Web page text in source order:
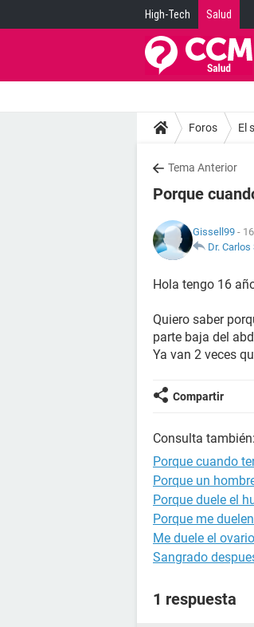
High-Tech Salud
Foros El
Tema Anterior
Porque
Gissell99 -
Dr.
Hola tengo 16
Quiero saber
parte baja del
Ya van 2 veces
Compartir
Consulta también:
Porque cuando
Porque un
Porque duele el
Porque me
Me duele el
Sangrado
1 respuesta